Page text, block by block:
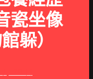
瓷坐像
躲）